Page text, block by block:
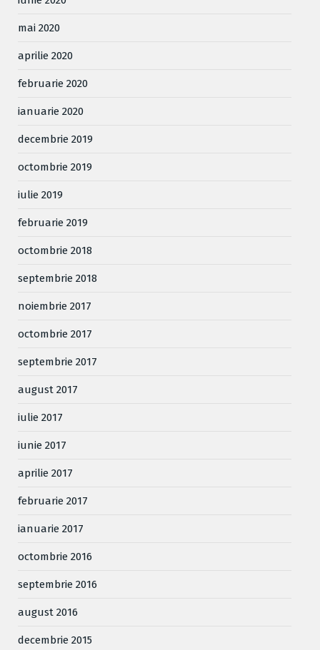
mai 2020
aprilie 2020
februarie 2020
ianuarie 2020
decembrie 2019
octombrie 2019
iulie 2019
februarie 2019
octombrie 2018
septembrie 2018
noiembrie 2017
octombrie 2017
septembrie 2017
august 2017
iulie 2017
iunie 2017
aprilie 2017
februarie 2017
ianuarie 2017
octombrie 2016
septembrie 2016
august 2016
decembrie 2015